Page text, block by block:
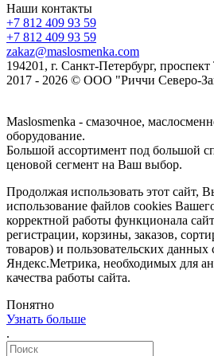
Наши контакты
+7 812 409 93 59
+7 812 409 93 59
zakaz@maslosmenka.com
194201, г. Санкт-Петербург, проспект
2017 - 2026 © ООО "Риччи Северо-
Maslosmenka - смазочное,
оборудование.
Большой ассортимент под большой
ценовой сегмент на Ваш выбор.
Продолжая использовать этот сайт,
использование файлов cookies
корректной работы функционала
регистрации, корзины, заказов,
товаров) и пользовательских
Яндекс.Метрика, необходимых для
качества работы сайта.
Понятно
Узнать больше
.